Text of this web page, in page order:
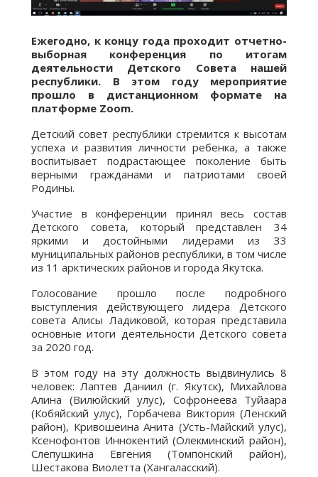
Ежегодно, к концу года проходит отчетно-
выборная конференция по итогам
деятельности Детского Совета нашей
республики. В этом году мероприятие
прошло в дистанционном формате на
платформе Zoom.
Детский совет республики стремится к высотам
успеха и развития личности ребенка, а также
воспитывает подрастающее поколение быть
верными гражданами и патриотами своей
Родины.
Участие в конференции принял весь состав
Детского совета, который представлен 34
яркими и достойными лидерами из 33
муниципальных районов республики, в том числе
из 11 арктических районов и города Якутска.
Голосование прошло после подробного
выступления действующего лидера Детского
совета Алисы Ладиковой, которая представила
основные итоги деятельности Детского совета
за 2020 год.
В этом году на эту должность выдвинулись 8
человек: Лаптев Даниил (г. Якутск), Михайлова
Алина (Вилюйский улус), Софронеева Туйаара
(Кобяйский улус), Горбачева Виктория (Ленский
район), Кривошеина Анита (Усть-Майский улус),
Ксенофонтов Иннокентий (Олекминский район),
Слепушкина Евгения (Томпонский район),
Шестакова Виолетта (Хангаласский).